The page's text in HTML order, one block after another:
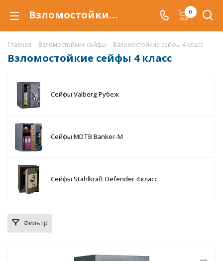
Взломостойкие сейфы 4 класса купить по низкой цене в Воронеже, сейфы 4 класса с защитой от взлома 0
Главная - Взломостойкие сейфы - Взломостойкие сейфы 4 класс
Взломостойкие сейфы 4 класс
Сейфы Valberg Рубеж
Сейфы MDTB Banker-M
Сейфы Stahlkraft Defender 4 класс
Фильтр